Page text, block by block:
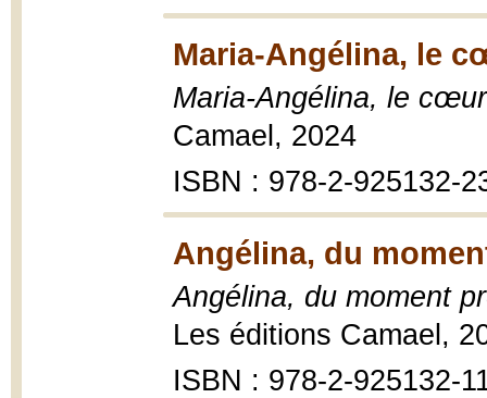
Maria-Angélina, le
Maria-Angélina, le
Camael, 2024
ISBN : 978-2-925132-
Angélina, du
Angélina, du moment
Les éditions Camael,
ISBN : 978-2-925132-